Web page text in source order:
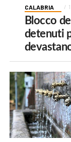
CALABRIA
Blocco
detenuti